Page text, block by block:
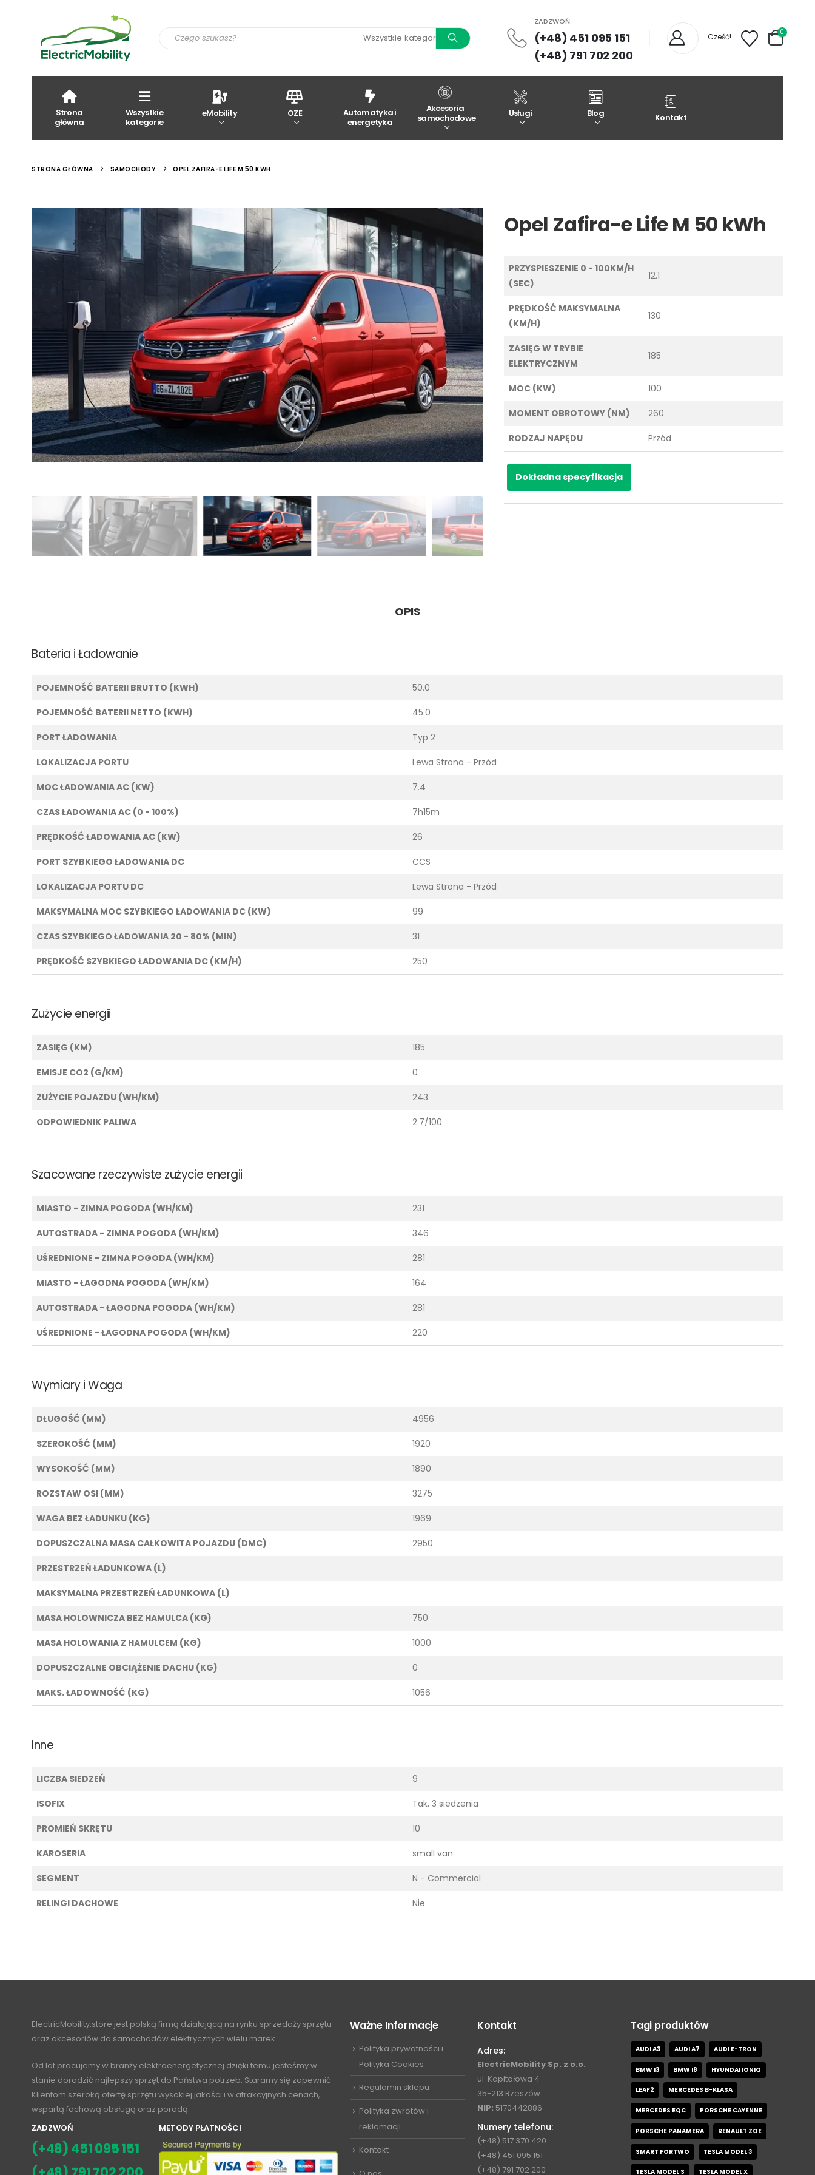
Wszystkie kategorie
ZADZWOŃ
(+48) 451 095 151
(+48) 791 702 200
Cześć! 0
Strona
główna
Wszystkie
kategorie
eMobility OZE
Automatyka i
energetyka
Akcesoria
samochodowe
Usługi Blog Kontakt
STRONA GŁÓWNA SAMOCHODY OPEL ZAFIRA-E LIFE M 50 KWH
Opel Zafira-e Life M 50 kWh
PRZYSPIESZENIE 0 - 100KM/H
(SEC)
12.1
PRĘDKOŚĆ MAKSYMALNA
(KM/H)
130
ZASIĘG W TRYBIE
ELEKTRYCZNYM
185
MOC (KW) 100
MOMENT OBROTOWY (NM) 260
RODZAJ NAPĘDU Przód
Dokładna specyfikacja
OPIS
Bateria i Ładowanie
POJEMNOŚĆ BATERII BRUTTO (KWH) 50.0
POJEMNOŚĆ BATERII NETTO (KWH) 45.0
PORT ŁADOWANIA Typ 2
LOKALIZACJA PORTU Lewa Strona - Przód
MOC ŁADOWANIA AC (KW) 7.4
CZAS ŁADOWANIA AC (0 - 100%) 7h15m
PRĘDKOŚĆ ŁADOWANIA AC (KW) 26
PORT SZYBKIEGO ŁADOWANIA DC CCS
LOKALIZACJA PORTU DC Lewa Strona - Przód
MAKSYMALNA MOC SZYBKIEGO ŁADOWANIA DC (KW) 99
CZAS SZYBKIEGO ŁADOWANIA 20 - 80% (MIN) 31
PRĘDKOŚĆ SZYBKIEGO ŁADOWANIA DC (KM/H) 250
Zużycie energii
ZASIĘG (KM) 185
EMISJE CO2 (G/KM) 0
ZUŻYCIE POJAZDU (WH/KM) 243
ODPOWIEDNIK PALIWA 2.7/100
Szacowane rzeczywiste zużycie energii
MIASTO - ZIMNA POGODA (WH/KM) 231
AUTOSTRADA - ZIMNA POGODA (WH/KM) 346
UŚREDNIONE - ZIMNA POGODA (WH/KM) 281
MIASTO - ŁAGODNA POGODA (WH/KM) 164
AUTOSTRADA - ŁAGODNA POGODA (WH/KM) 281
UŚREDNIONE - ŁAGODNA POGODA (WH/KM) 220
Wymiary i Waga
DŁUGOŚĆ (MM) 4956
SZEROKOŚĆ (MM) 1920
WYSOKOŚĆ (MM) 1890
ROZSTAW OSI (MM) 3275
WAGA BEZ ŁADUNKU (KG) 1969
DOPUSZCZALNA MASA CAŁKOWITA POJAZDU (DMC) 2950
PRZESTRZEŃ ŁADUNKOWA (L)
MAKSYMALNA PRZESTRZEŃ ŁADUNKOWA (L)
MASA HOLOWNICZA BEZ HAMULCA (KG) 750
MASA HOLOWANIA Z HAMULCEM (KG) 1000
DOPUSZCZALNE OBCIĄŻENIE DACHU (KG) 0
MAKS. ŁADOWNOŚĆ (KG) 1056
Inne
LICZBA SIEDZEŃ 9
ISOFIX Tak, 3 siedzenia
PROMIEŃ SKRĘTU 10
KAROSERIA small van
SEGMENT N - Commercial
RELINGI DACHOWE Nie
ElectricMobility.store jest polską firmą działającą na rynku sprzedaży sprzętu
oraz akcesoriów do samochodów elektrycznych wielu marek.
Od lat pracujemy w branży elektroenergetycznej dzięki temu jesteśmy w
stanie doradzić najlepszy sprzęt do Państwa potrzeb. Staramy się zapewnić
Klientom szeroką ofertę sprzętu wysokiej jakości i w atrakcyjnych cenach,
wspartą fachową obsługą oraz poradą.
ZADZWOŃ
(+48) 451 095 151
METODY PŁATNOŚCI
Ważne Informacje
Polityka prywatności i
Polityka Cookies
Regulamin sklepu
Polityka zwrotów i
reklamacji
Kontakt
Kontakt
Adres:
ElectricMobility Sp. z o.o.
ul. Kapitałowa 4
35-213 Rzeszów
NIP: 5170442886
Numery telefonu:
(+48) 517 370 420
(+48) 451 095 151
(+48) 791 702 200
Tagi produktów
AUDI A3 AUDI A7 AUDI E-TRON
BMW I3 BMW I8 HYUNDAI IONIQ
LEAF2 MERCEDES B-KLASA
MERCEDES EQC PORSCHE CAYENNE
PORSCHE PANAMERA RENAULT ZOE
SMART FORTWO TESLA MODEL 3
TESLA MODEL S TESLA MODEL X